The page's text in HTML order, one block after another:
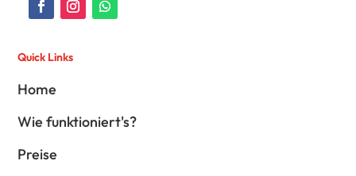
Quick Links
Home
Wie funktioniert's?
Preise